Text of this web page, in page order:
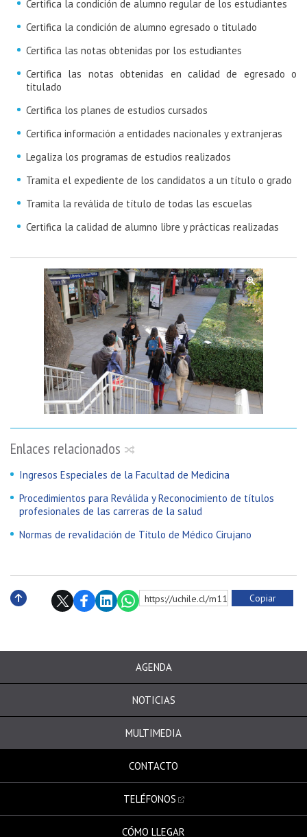
Enlaces relacionados
Ingresos Especiales de la Facultad de Medicina
Procedimientos para Reválida y Reconocimiento de títulos
profesionales de las carreras de la salud
Normas de revalidación de Título de Médico Cirujano
Certifica la condición de alumno regular de los estudiantes
Certifica la condición de alumno egresado o titulado
Certifica las notas obtenidas por los estudiantes
Certifica las notas obtenidas en calidad de egresado o
titulado
Certifica los planes de estudios cursados
Certifica información a entidades nacionales y extranjeras
Legaliza los programas de estudios realizados
Tramita el expediente de los candidatos a un título o grado
Tramita la reválida de título de todas las escuelas
Certifica la calidad de alumno libre y prácticas realizadas
https://uchile.cl/m113838 Copiar
AGENDA
NOTICIAS
MULTIMEDIA
CONTACTO
TELÉFONOS
CÓMO LLEGAR